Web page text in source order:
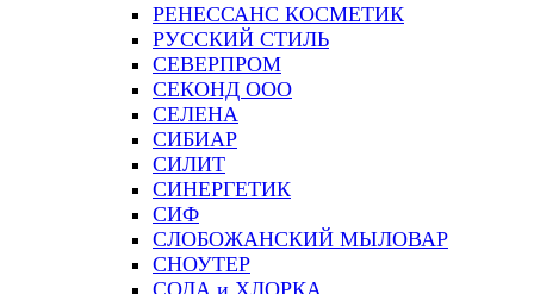
РЕНЕССАНС КОСМЕТИК
РУССКИЙ СТИЛЬ
СЕВЕРПРОМ
СЕКОНД ООО
СЕЛЕНА
СИБИАР
СИЛИТ
СИНЕРГЕТИК
СИФ
СЛОБОЖАНСКИЙ МЫЛОВАР
СНОУТЕР
СОДА и ХЛОРКА